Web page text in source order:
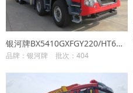
银河牌BX5410GXFGY220/HT6供液消防车
品牌：银河牌 批次：404